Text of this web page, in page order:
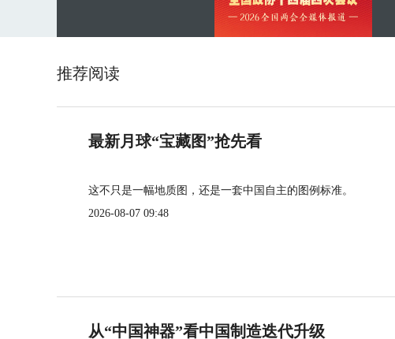
推荐阅读
最新月球“宝藏图”抢先看
这不只是一幅地质图，还是一套中国自主的图例标准。
2026-08-07 09:48
从“中国神器”看中国制造迭代升级